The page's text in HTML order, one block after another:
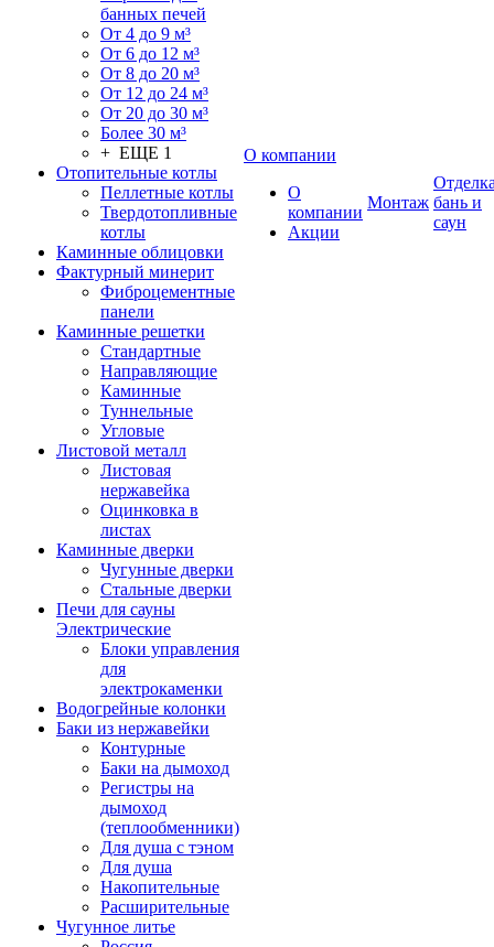
банных печей
От 4 до 9 м³
От 6 до 12 м³
От 8 до 20 м³
От 12 до 24 м³
От 20 до 30 м³
Более 30 м³
+ ЕЩЕ 1
Отопительные котлы
Пеллетные котлы
Твердотопливные
котлы
Каминные облицовки
Фактурный минерит
Фиброцементные
панели
Каминные решетки
Стандартные
Направляющие
Каминные
Туннельные
Угловые
Листовой металл
Листовая
нержавейка
Оцинковка в
листах
Каминные дверки
Чугунные дверки
Стальные дверки
Печи для сауны
Электрические
Блоки управления
для
электрокаменки
Водогрейные колонки
Баки из нержавейки
Контурные
Баки на дымоход
Регистры на
дымоход
(теплообменники)
Для душа с тэном
Для душа
Накопительные
Расширительные
Чугунное литье
О компании
О
компании
Акции
Монтаж бань и
саун